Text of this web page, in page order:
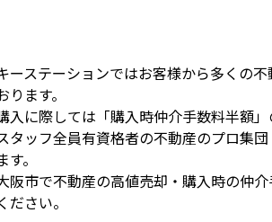
ーステーションではお客様から多くの
ります。
入に際しては「購入時仲介手数料半額
タッフ全員有資格者の不動産のプロ集
す。
阪市で不動産の高値売却・購入時の仲
ださい。